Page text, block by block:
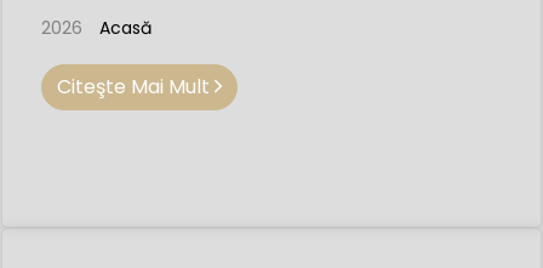
2026 Acasă
Citeşte Mai Mult